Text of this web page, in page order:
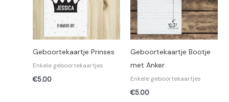
Geboortekaartje Prinses
Enkele geboortekaartjes
€5.00
Geboortekaartje Bootje
met Anker
Enkele geboortekaartjes
€5.00